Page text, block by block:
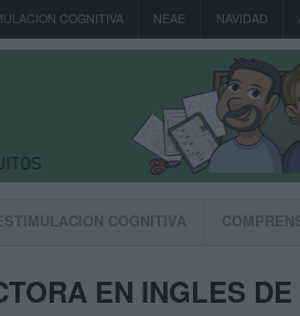
COGNITIVA NEAE NAVIDAD
COGNITIVA
EN INGLES DE